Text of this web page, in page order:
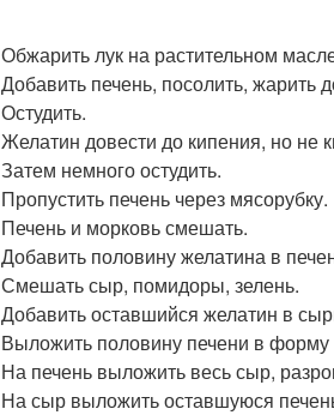
Обжарить лук на растительном
Добавить печень, посолить, жарить
Остудить.
Желатин довести до кипения, но не
Затем немного остудить.
Пропустить печень через мясорубку.
Печень и морковь смешать.
Добавить половину желатина в
Смешать сыр, помидоры, зелень.
Добавить оставшийся желатин в
Выложить половину печени в
На печень выложить весь сыр,
На сыр выложить оставшуюся